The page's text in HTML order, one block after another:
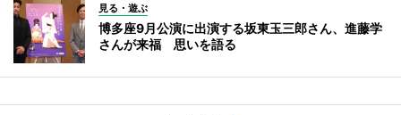
見る・遊ぶ
博多座9月公演に出演する坂東玉三郎さん、進藤学
さんが来福 思いを語る